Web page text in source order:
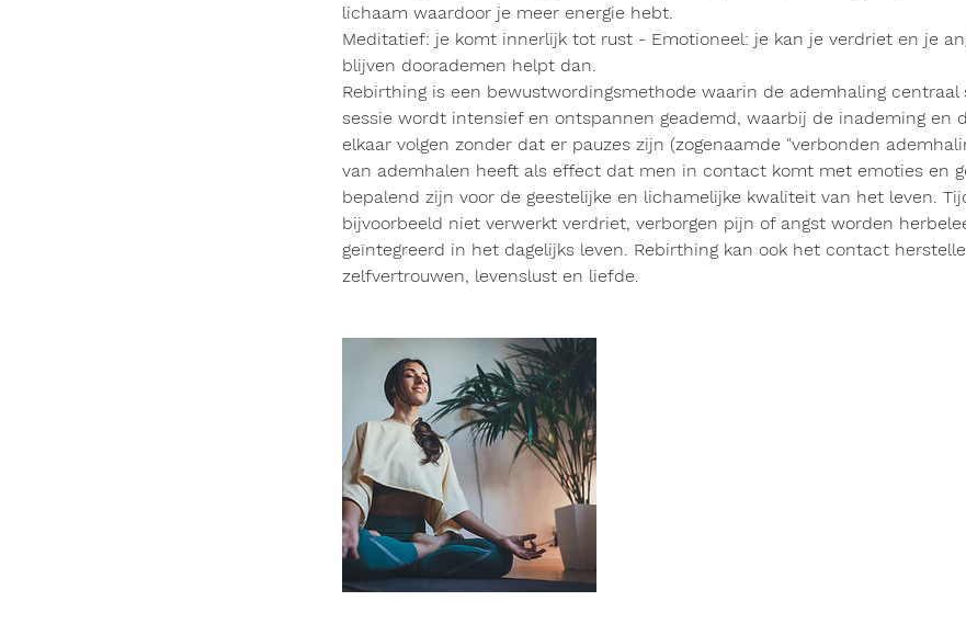
lichaam waardoor je meer energie hebt.
Meditatief: je komt innerlijk tot rust - Emotioneel: je kan je verdriet en je
blijven doorademen helpt dan.
Rebirthing is een bewustwordingsmethode waarin de ademhaling centraal
sessie wordt intensief en ontspannen geademd, waarbij de inademing en
elkaar volgen zonder dat er pauzes zijn (zogenaamde "verbonden
van ademhalen heeft als effect dat men in contact komt met emoties en
bepalend zijn voor de geestelijke en lichamelijke kwaliteit van het leven.
bijvoorbeeld niet verwerkt verdriet, verborgen pijn of angst worden
geïntegreerd in het dagelijks leven. Rebirthing kan ook het contact
zelfvertrouwen, levenslust en liefde.